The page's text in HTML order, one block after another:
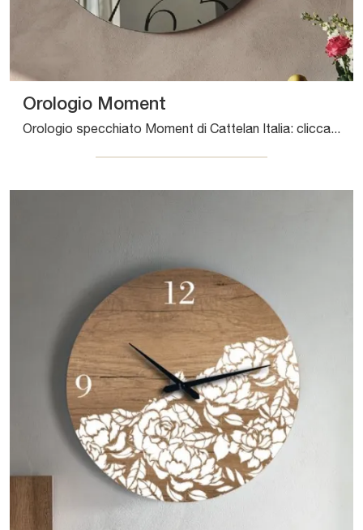
Orologio Moment
Orologio specchiato Moment di Cattelan Italia: clicca e ottieni informazioni sui Complementi e orologi design in vetro del noto e conosciuto brand!